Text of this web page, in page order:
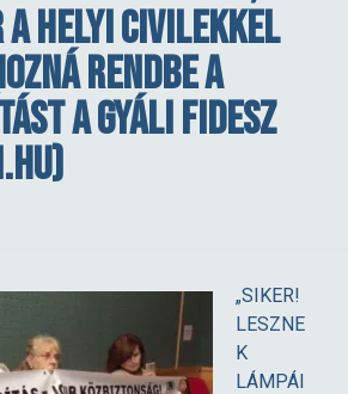
HELYI CIVILEKKEL
RENDBE A
A GYÁLI FIDESZ
„SIKER!
LESZNE
K
LÁMPÁI